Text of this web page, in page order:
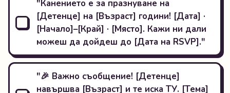
"Канението е за празнуване на
[Детенце] на [Възраст] години! [Дата] ·
[Начало]–[Край] · [Място]. Кажи ни дали
можеш да дойдеш до [Дата на RSVP]."
"🎉 Важно съобщение! [Детенце]
навършва [Възраст] и те иска ТУ. [Тема]